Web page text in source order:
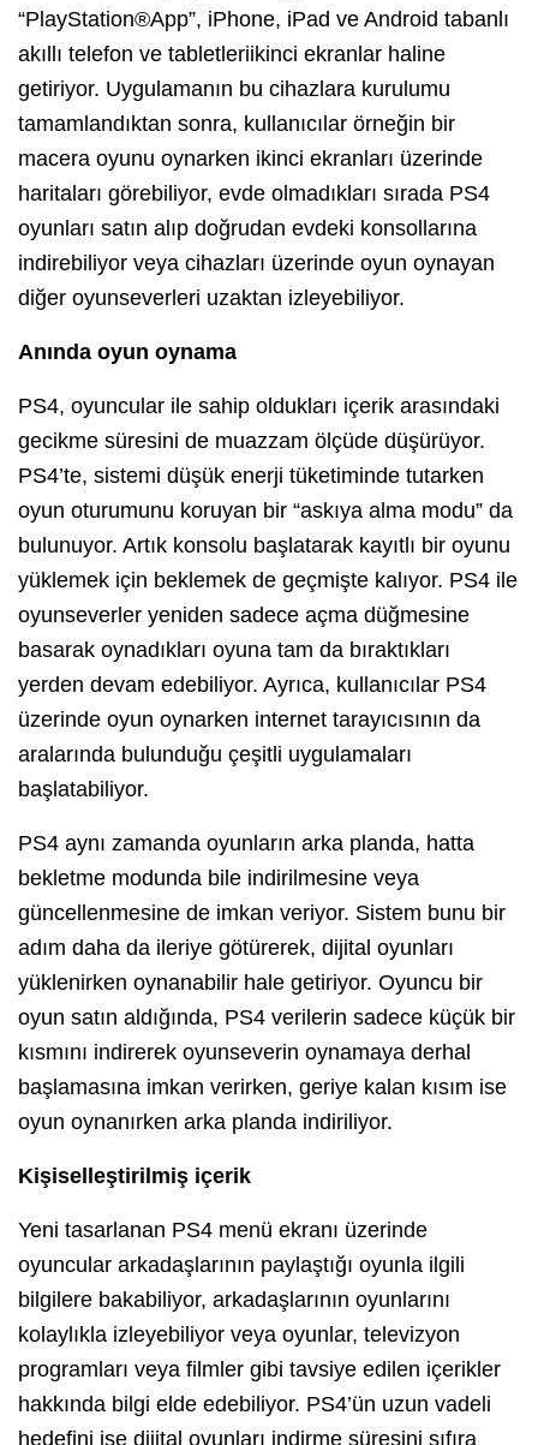
“PlayStation®App”, iPhone, iPad ve Android tabanlı
akıllı telefon ve tabletleriikinci ekranlar haline
getiriyor. Uygulamanın bu cihazlara kurulumu
tamamlandıktan sonra, kullanıcılar örneğin bir
macera oyunu oynarken ikinci ekranları üzerinde
haritaları görebiliyor, evde olmadıkları sırada PS4
oyunları satın alıp doğrudan evdeki konsollarına
indirebiliyor veya cihazları üzerinde oyun oynayan
diğer oyunseverleri uzaktan izleyebiliyor.
Anında oyun oynama
PS4, oyuncular ile sahip oldukları içerik arasındaki
gecikme süresini de muazzam ölçüde düşürüyor.
PS4’te, sistemi düşük enerji tüketiminde tutarken
oyun oturumunu koruyan bir “askıya alma modu” da
bulunuyor. Artık konsolu başlatarak kayıtlı bir oyunu
yüklemek için beklemek de geçmişte kalıyor. PS4 ile
oyunseverler yeniden sadece açma düğmesine
basarak oynadıkları oyuna tam da bıraktıkları
yerden devam edebiliyor. Ayrıca, kullanıcılar PS4
üzerinde oyun oynarken internet tarayıcısının da
aralarında bulunduğu çeşitli uygulamaları
başlatabiliyor.
PS4 aynı zamanda oyunların arka planda, hatta
bekletme modunda bile indirilmesine veya
güncellenmesine de imkan veriyor. Sistem bunu bir
adım daha da ileriye götürerek, dijital oyunları
yüklenirken oynanabilir hale getiriyor. Oyuncu bir
oyun satın aldığında, PS4 verilerin sadece küçük bir
kısmını indirerek oyunseverin oynamaya derhal
başlamasına imkan verirken, geriye kalan kısım ise
oyun oynanırken arka planda indiriliyor.
Kişiselleştirilmiş içerik
Yeni tasarlanan PS4 menü ekranı üzerinde
oyuncular arkadaşlarının paylaştığı oyunla ilgili
bilgilere bakabiliyor, arkadaşlarının oyunlarını
kolaylıkla izleyebiliyor veya oyunlar, televizyon
programları veya filmler gibi tavsiye edilen içerikler
hakkında bilgi elde edebiliyor. PS4’ün uzun vadeli
hedefini ise dijital oyunları indirme süresini sıfıra